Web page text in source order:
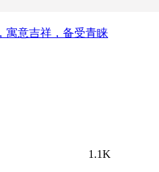
寓意吉祥，备受青睐
1.1K